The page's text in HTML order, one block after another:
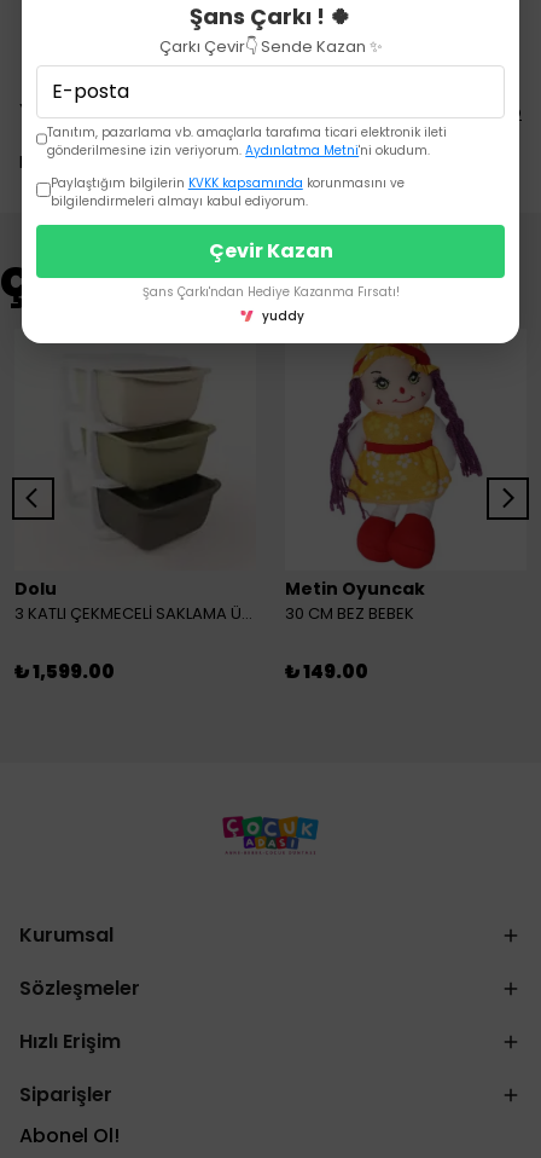
Yorumlar Yorum Yap
Bu ürün için henüz yorum yapılmamış.
Çok Satanlar
Dolu
3 KATLI ÇEKMECELİ SAKLAMA ÜNİTESİ
₺ 1,599.00
Metin Oyuncak
30 CM BEZ BEBEK
₺ 149.00
Kurumsal
Sözleşmeler
Hızlı Erişim
Siparişler
Abonel Ol!
Şans Çarkı ! 🍀
Çarkı Çevir👇 Sende Kazan ✨
Tanıtım, pazarlama vb. amaçlarla tarafıma ticari elektronik ileti
gönderilmesine izin veriyorum.Aydınlatma Metni'ni okudum.
Paylaştığım bilgilerin KVKK kapsamında korunmasını ve
bilgilendirmeleri almayı kabul ediyorum.
Çevir Kazan
Şans Çarkı'ndan Hediye Kazanma Fırsatı!
yuddy